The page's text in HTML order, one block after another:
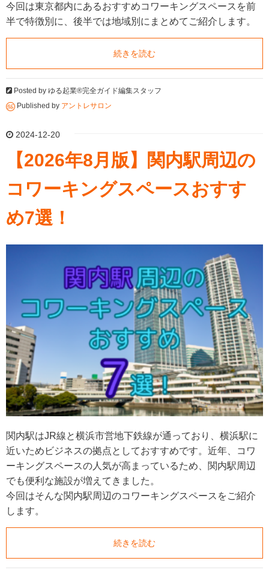
今回は東京都内にあるおすすめコワーキングスペースを前
半で特徴別に、後半では地域別にまとめてご紹介します。
続きを読む
Posted by ゆる起業®完全ガイド編集スタッフ
Published by アントレサロン
2024-12-20
【2026年8月版】関内駅周辺の
コワーキングスペースおすす
め7選！
関内駅はJR線と横浜市営地下鉄線が通っており、横浜駅に
近いためビジネスの拠点としておすすめです。近年、コワ
ーキングスペースの人気が高まっているため、関内駅周辺
でも便利な施設が増えてきました。
今回はそんな関内駅周辺のコワーキングスペースをご紹介
します。
続きを読む